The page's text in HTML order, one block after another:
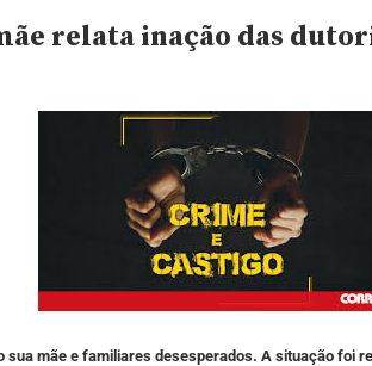
relata inação das
mãe e familiares desesperados. A situação foi